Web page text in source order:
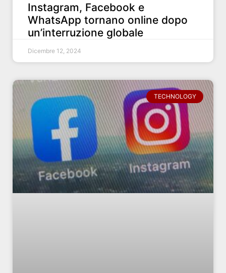
Instagram, Facebook e
WhatsApp tornano online dopo
un’interruzione globale
Dicembre 12, 2024
TECHNOLOGY